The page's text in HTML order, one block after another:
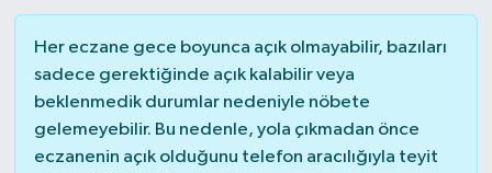
Her eczane gece boyunca açık olmayabilir, bazıları
sadece gerektiğinde açık kalabilir veya
beklenmedik durumlar nedeniyle nöbete
gelemeyebilir. Bu nedenle, yola çıkmadan önce
eczanenin açık olduğunu telefon aracılığıyla teyit